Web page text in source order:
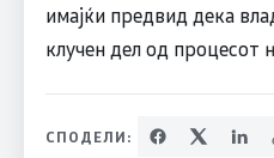
имајќи предвид дека
клучен дел од процесот
СПОДЕЛИ: